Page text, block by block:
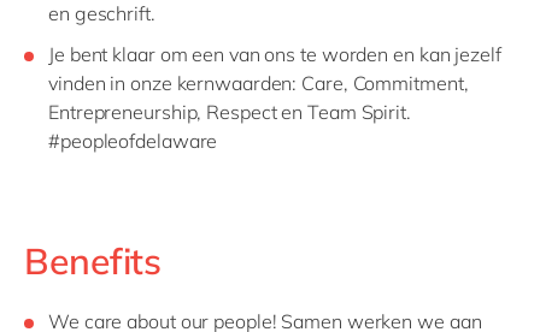
en geschrift.
Je bent klaar om een van ons te worden en kan jezelf
vinden in onze kernwaarden: Care, Commitment,
Entrepreneurship, Respect en Team Spirit.
#peopleofdelaware
Benefits
We care about our people! Samen werken we aan